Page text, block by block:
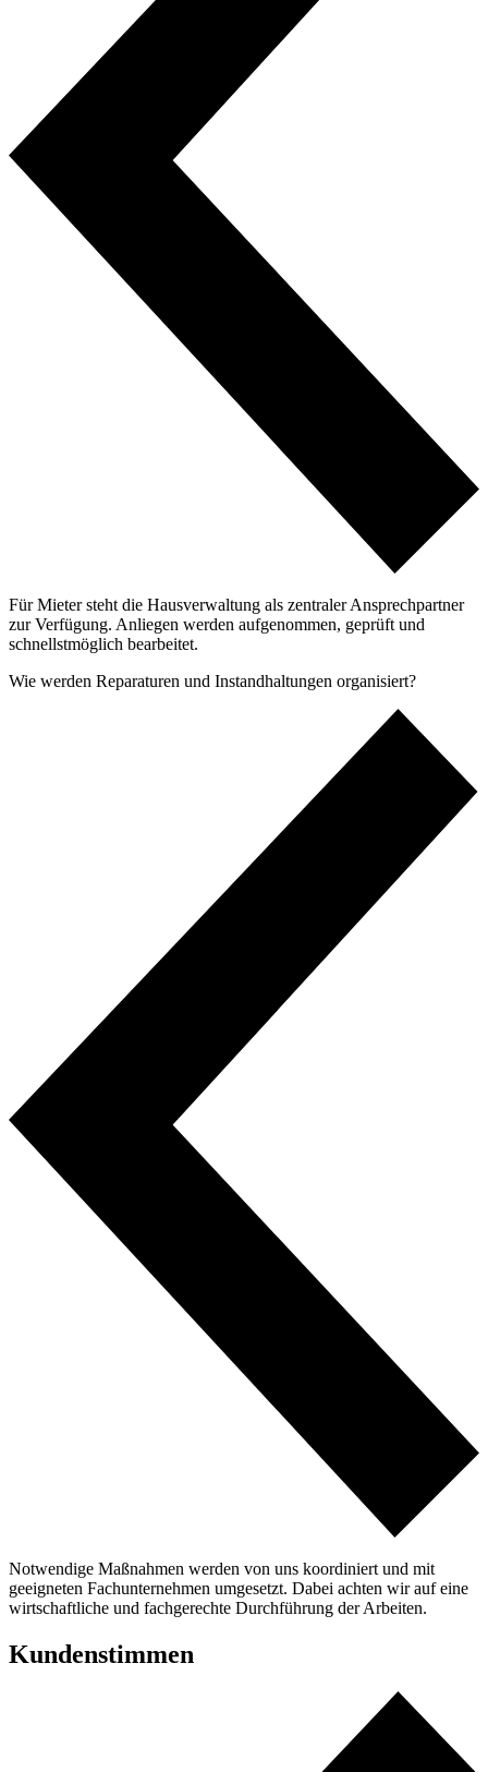
Für Mieter steht die Hausverwaltung als zentraler Ansprechpartner
zur Verfügung. Anliegen werden aufgenommen, geprüft und
schnellstmöglich bearbeitet.
Wie werden Reparaturen und Instandhaltungen organisiert?
Notwendige Maßnahmen werden von uns koordiniert und mit
geeigneten Fachunternehmen umgesetzt. Dabei achten wir auf eine
wirtschaftliche und fachgerechte Durchführung der Arbeiten.
Kundenstimmen